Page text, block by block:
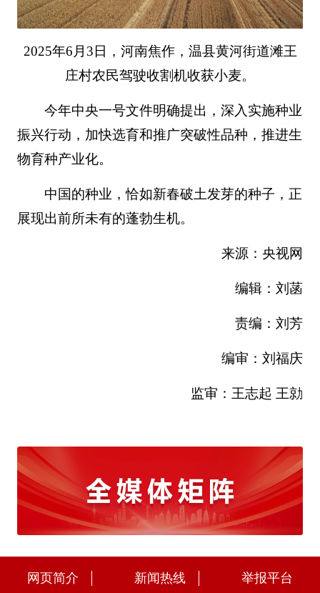
2025年6月3日，河南焦作，温县黄河街道滩王
庄村农民驾驶收割机收获小麦。
今年中央一号文件明确提出，深入实施种业
振兴行动，加快选育和推广突破性品种，推进生
物育种产业化。
中国的种业，恰如新春破土发芽的种子，正
展现出前所未有的蓬勃生机。
来源：央视网
编辑：刘菡
责编：刘芳
编审：刘福庆
监审：王志起 王勍
网页简介 新闻热线 举报平台